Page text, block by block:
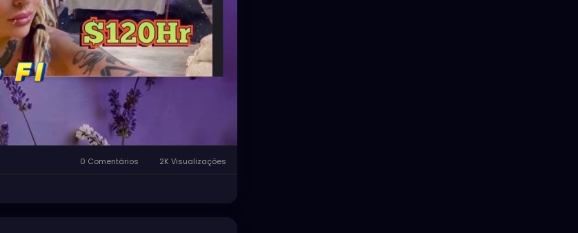
0 Comentários 2K Visualizações